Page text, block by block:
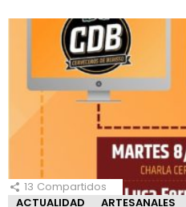
13 Compartidos
ACTUALIDAD
ARTESANALES